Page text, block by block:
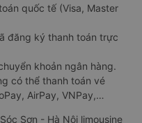
quốc tế (Visa, Master
đăng ký thanh toán trực
khoản ngân hàng.
có thể thanh toán vé
AirPay, VNPay,…
Sơn - Hà Nội limousine